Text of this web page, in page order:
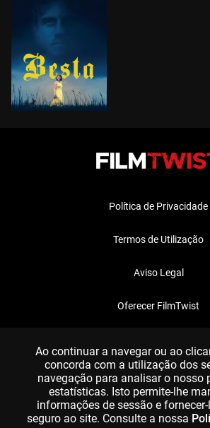
Política de Privacidade
Termos de Utilização
Aviso Legal
Oferecer FilmTwist
Ao continuar a navegar ou ao
concorda com a utilização dos
navegação para analisar o nosso
estatísticas. Isto permite-lhe
informações de sessão e
seguro ao site. Consulte a nossa